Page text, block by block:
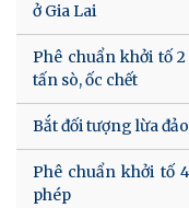
ở Gia Lai
Phê chuẩn khởi tố
tấn sò, ốc chết
Bắt đối tượng lừa
Phê chuẩn khởi tố
phép